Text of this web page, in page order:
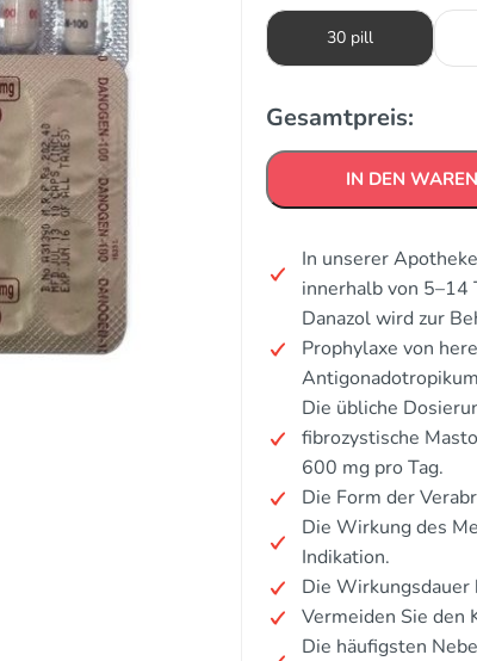
30 pill
Gesamtpreis:
IN DEN
In unserer
innerhalb von 5–14
Danazol wird zur
Prophylaxe von
Die übliche
fibrozystische
600 mg pro Tag.
Die Form der
Die Wirkung des
Indikation.
Die Wirkungsdauer
Vermeiden Sie den
Die häufigsten